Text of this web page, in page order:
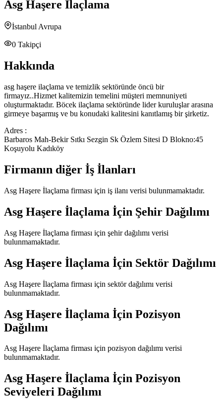
Asg Haşere İlaçlama
İstanbul Avrupa
0 Takipçi
Hakkında
asg haşere ilaçlama ve temizlik sektöründe öncü bir
firmayız..Hizmet kalitemizin temelini müşteri memnuniyeti
oluşturmaktadır. Böcek ilaçlama sektöründe lider kuruluşlar arasına
girmeye başarmış ve bu konudaki kalitesini kanıtlamış bir şirketiz.
Adres :
Barbaros Mah-Bekir Sıtkı Sezgin Sk Özlem Sitesi D Blokno:45
Koşuyolu Kadıköy
Firmanın diğer İş İlanları
Asg Haşere İlaçlama firması için iş ilanı verisi bulunmamaktadır.
Asg Haşere İlaçlama İçin Şehir Dağılımı
Asg Haşere İlaçlama firması için şehir dağılımı verisi
bulunmamaktadır.
Asg Haşere İlaçlama İçin Sektör Dağılımı
Asg Haşere İlaçlama firması için sektör dağılımı verisi
bulunmamaktadır.
Asg Haşere İlaçlama İçin Pozisyon
Dağılımı
Asg Haşere İlaçlama firması için pozisyon dağılımı verisi
bulunmamaktadır.
Asg Haşere İlaçlama İçin Pozisyon
Seviyeleri Dağılımı